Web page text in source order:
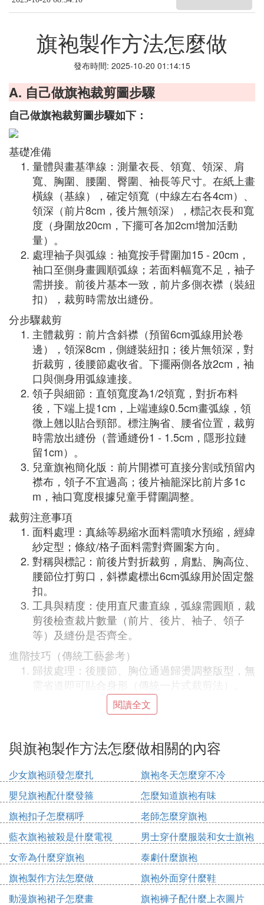
旗袍製作方法怎麼做
發布時間: 2025-10-20 01:14:15
A. 自己做旗袍裁剪圖步驟
自己做旗袍裁剪圖步驟如下：
基礎准備
量體與畫基準線：測量衣長、領寬、領深、肩
寬、胸圍、腰圍、臀圍、袖長等尺寸。在紙上畫
橫線（基線），確定領寬（中線左右各4cm）、
領深（前片8cm，後片無領深），標記衣長和寬
度（身圍放20cm，下擺可各加2cm增加活動
量）。
處理袖子與弧線：袖寬按手臂圍加15 - 20cm，
袖口至側身畫圓順弧線；若面料幅寬不足，袖子
需拼接。前後片基本一致，前片多側衣襟（裝紐
扣），裁剪時需放出縫份。
分步驟裁剪
主體裁剪：前片含斜襟（預留6cm弧線用於卷
邊），領深8cm，側縫裝紐扣；後片無領深，對
折裁剪，後腰節處收省。下擺兩側各放2cm，袖
口與側身用弧線連接。
領子與細節：直領寬度為1/2領寬，對折布料
後，下端上提1cm，上端連線0.5cm畫弧線，領
微上翹以貼合頸部。標注胸省、腰省位置，裁剪
時需放出縫份（普通縫份1 - 1.5cm，隱形拉鏈
留1cm）。
兒童旗袍簡化版：前片開襟可直接分割或預留內
襟布，領子不宜過高；後片袖籠深比前片多1c
m，袖口寬度根據兒童手臂圍調整。
裁剪注意事項
面料處理：真絲等易縮水面料需噴水預縮，經緯
紗定型；條紋/格子面料需對齊圖案方向。
對稱與標記：前後片對折裁剪，肩點、胸高位、
腰節位打剪口，斜襟處標出6cm弧線用於固定盤
扣。
工具與精度：使用直尺畫直線，弧線需圓順，裁
剪後檢查裁片數量（前片、後片、袖子、領子
等）及縫份是否齊全。
進階技巧（傳統工藝參考）
歸拔處理：後腰節、胸位通過歸燙調整版型，無
需省道即可貼合身形（傳統一片式裁剪法）。
提緯法：折布時上提前片大襟，或拉斜緯紗獲取
掩襟量，避免面料變形（適用於古法旗袍）。
節，新手建議先製作紙樣再裁剪面料。
B.旗袍裙怎樣剪 旗袍剪裁的七大步驟
旗袍剪裁的七大步驟如下：
折料：
將布料兩邊面朝里對折，左邊預留貼邊3厘
米。
按衣長尺寸+2厘米畫一條衣長線，即折肩
線。
偏襟：
閱讀全文
與旗袍製作方法怎麼做相關的內容
少女旗袍頭發怎麼扎
旗袍冬天怎麼穿不冷
嬰兒旗袍配什麼發箍
怎麼知道旗袍有味
旗袍扣子怎麼稱呼
老師怎麼穿旗袍
藍衣旗袍被殺是什麼電視
男士穿什麼服裝和女士旗袍
搭配圖片欣賞
女帝為什麼穿旗袍
泰劇什麼旗袍
旗袍製作方法怎麼做
旗袍外面穿什麼鞋
動漫旗袍裙子怎麼畫
旗袍褲子配什麼上衣圖片